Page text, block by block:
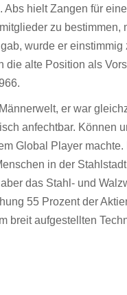
hielt Zangen für
zu
wurde er
alte Position als
er war
anfechtbar. Können
Global Player
in der
das Stahl- und
55 Prozent der
aufgestellten